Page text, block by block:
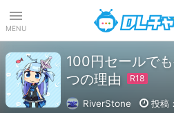
MENU
100円セールで
つの理由
RiverStone
投稿